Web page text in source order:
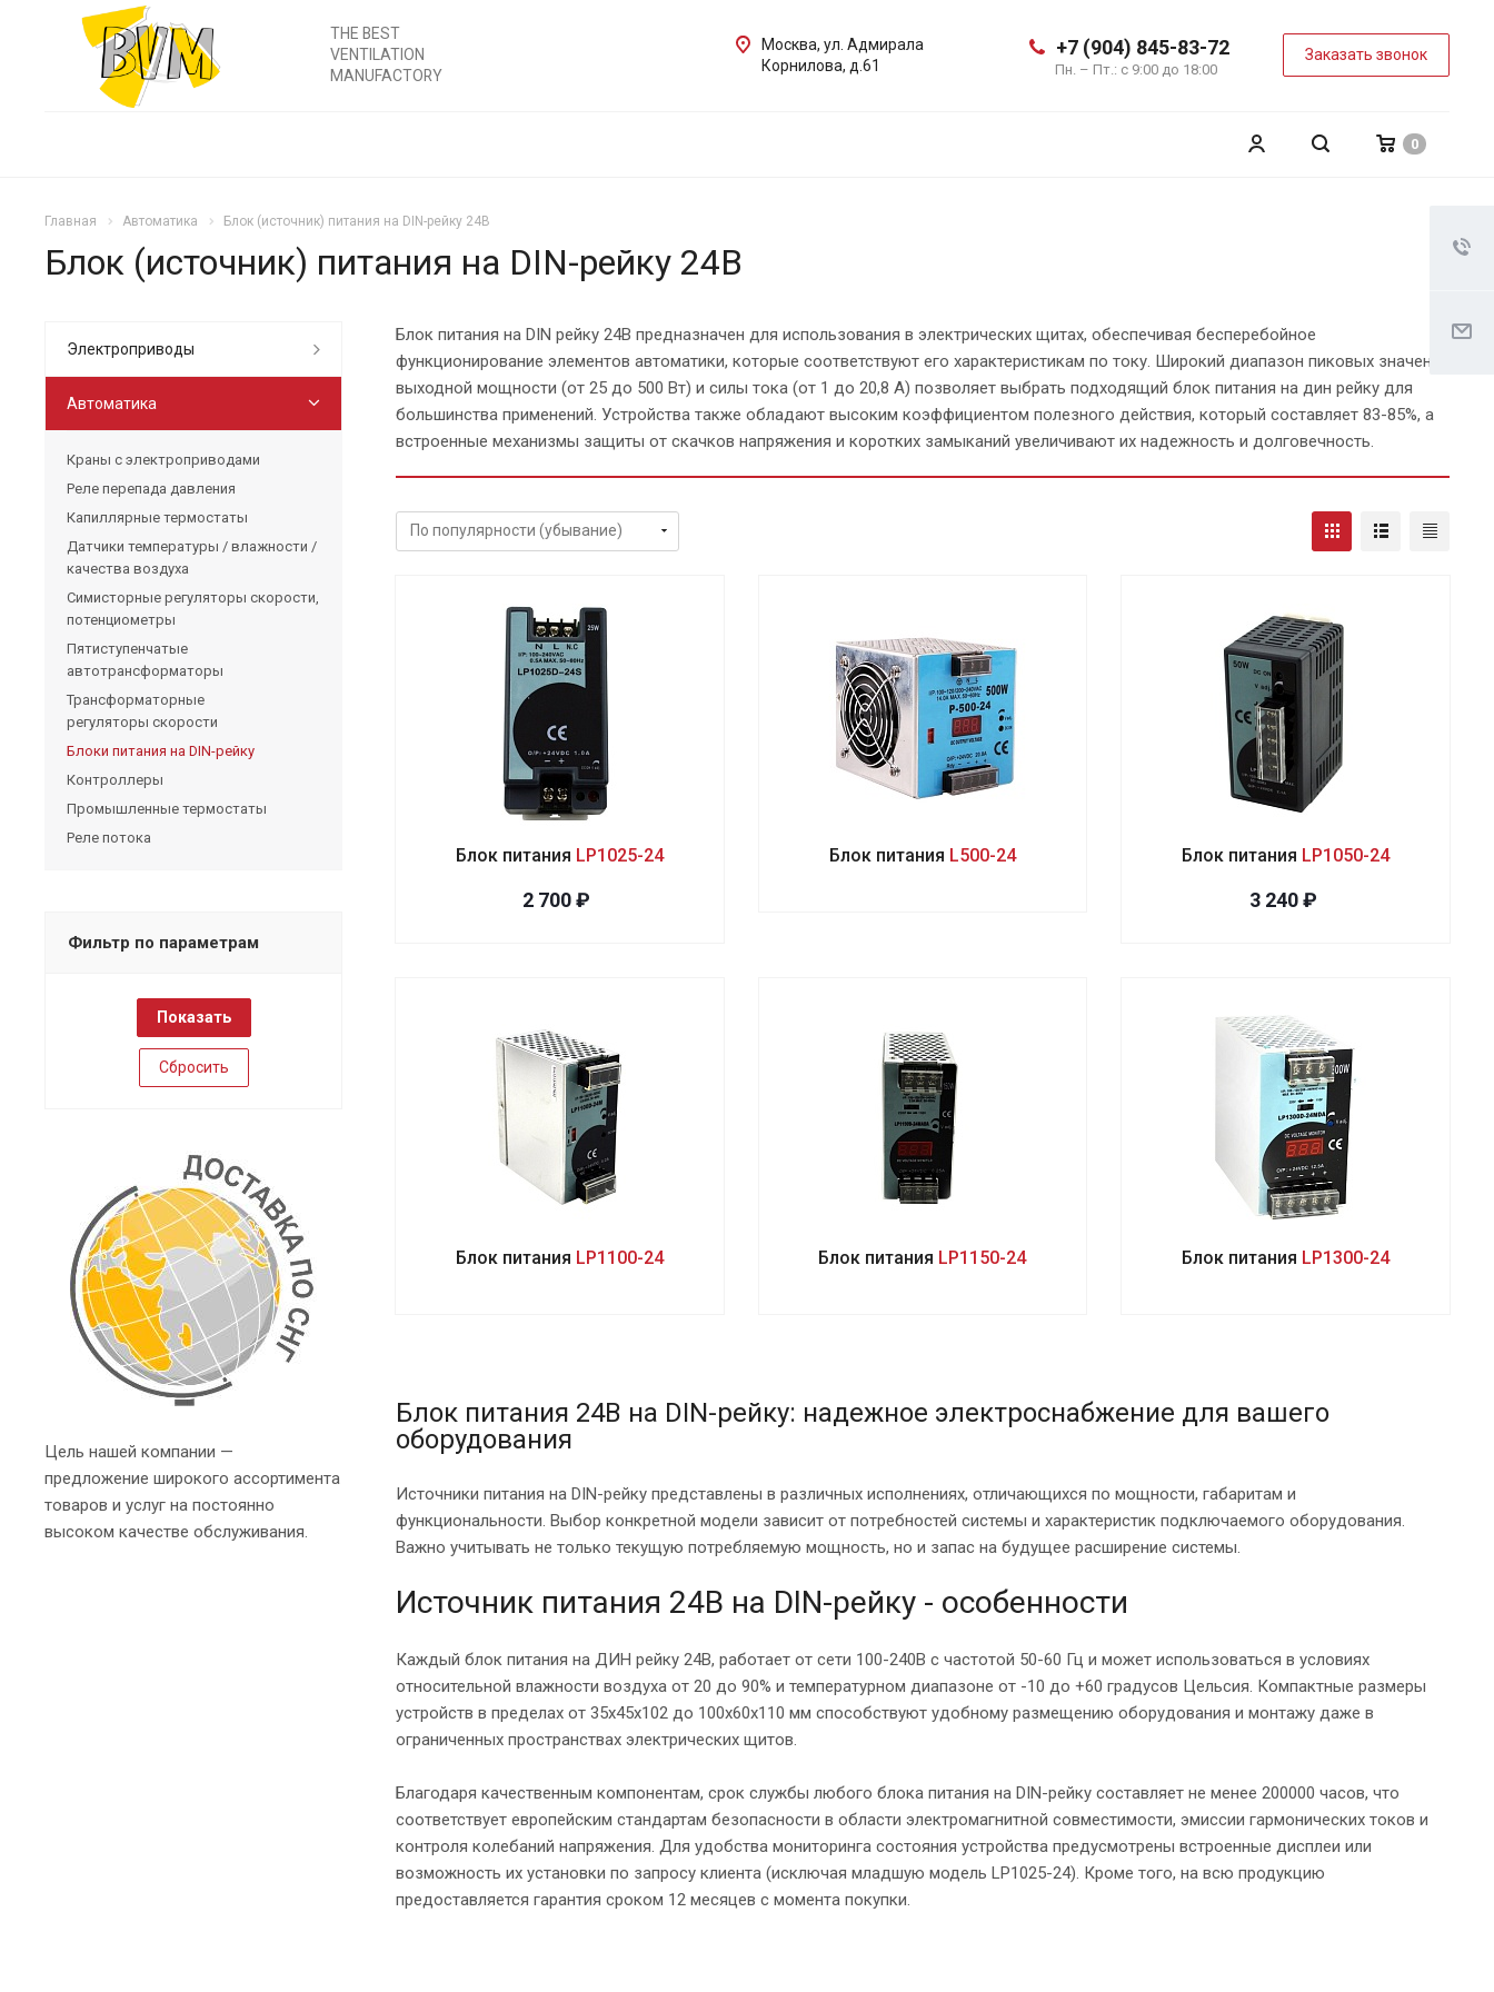
THE BEST
VENTILATION
MANUFACTORY
+7 (904) 845-83-72
Пн. – Пт.: с 9:00 до 18:00
Заказать звонок
Москва, ул. Адмирала
Корнилова, д.61
0
Главная Автоматика Блок (источник) питания на DIN-рейку 24В
Блок (источник) питания на DIN-рейку 24В
Блок питания на DIN рейку 24В предназначен для использования в электрических щитах, обеспечивая бесперебойное
функционирование элементов автоматики, которые соответствуют его характеристикам по току. Широкий диапазон пиковых значений
выходной мощности (от 25 до 500 Вт) и силы тока (от 1 до 20,8 А) позволяет выбрать подходящий блок питания на дин рейку для
большинства применений. Устройства также обладают высоким коэффициентом полезного действия, который составляет 83-85%, а
встроенные механизмы защиты от скачков напряжения и коротких замыканий увеличивают их надежность и долговечность.
Блок питания LP1025-24
2 700 ₽
Блок питания L500-24 Блок питания LP1050-24
3 240 ₽
Блок питания LP1100-24 Блок питания LP1150-24 Блок питания LP1300-24
Блок питания 24В на DIN-рейку: надежное электроснабжение для вашего
оборудования
Источники питания на DIN-рейку представлены в различных исполнениях, отличающихся по мощности, габаритам и
функциональности. Выбор конкретной модели зависит от потребностей системы и характеристик подключаемого оборудования.
Важно учитывать не только текущую потребляемую мощность, но и запас на будущее расширение системы.
Источник питания 24В на DIN-рейку - особенности
Каждый блок питания на ДИН рейку 24В, работает от сети 100-240В с частотой 50-60 Гц и может использоваться в условиях
относительной влажности воздуха от 20 до 90% и температурном диапазоне от -10 до +60 градусов Цельсия. Компактные размеры
устройств в пределах от 35х45х102 до 100х60х110 мм способствуют удобному размещению оборудования и монтажу даже в
ограниченных пространствах электрических щитов.
Благодаря качественным компонентам, срок службы любого блока питания на DIN-рейку составляет не менее 200000 часов, что
соответствует европейским стандартам безопасности в области электромагнитной совместимости, эмиссии гармонических токов и
контроля колебаний напряжения. Для удобства мониторинга состояния устройства предусмотрены встроенные дисплеи или
возможность их установки по запросу клиента (исключая младшую модель LP1025-24). Кроме того, на всю продукцию
предоставляется гарантия сроком 12 месяцев с момента покупки.
Электроприводы
Автоматика
Краны с электроприводами
Реле перепада давления
Капиллярные термостаты
Датчики температуры / влажности /
качества воздуха
Симисторные регуляторы скорости,
потенциометры
Пятиступенчатые
автотрансформаторы
Трансформаторные
регуляторы скорости
Блоки питания на DIN-рейку
Контроллеры
Промышленные термостаты
Реле потока
Фильтр по параметрам
Сбросить
Цель нашей компании —
предложение широкого ассортимента
товаров и услуг на постоянно
высоком качестве обслуживания.